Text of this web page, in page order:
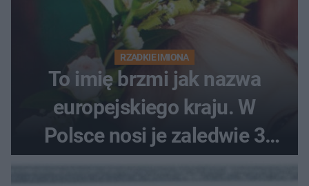
RZADKIE IMIONA
To imię brzmi jak nazwa
europejskiego kraju. W
Polsce nosi je zaledwie 3
kobiety